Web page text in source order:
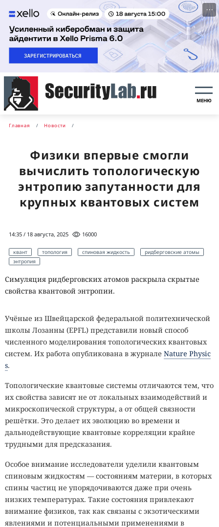
···
МЕНЮ
Главная Новости
Физики впервые смогли
вычислить топологическую
энтропию запутанности для
крупных квантовых систем
14:35 / 18 августа, 2025 16000
квант топология спиновая жидкость
ридберговские атомы
энтропия
Симуляция ридберговских атомов раскрыла скрытые
свойства квантовой энтропии.
Учёные из Швейцарской федеральной политехнической
школы Лозанны (EPFL) представили новый способ
численного моделирования топологических квантовых
систем. Их работа опубликована в журнале Nature Physic
s.
Топологические квантовые системы отличаются тем, что
их свойства зависят не от локальных взаимодействий и
микроскопической структуры, а от общей связности
решётки. Это делает их эволюцию во времени и
дальнодействующие квантовые корреляции крайне
трудными для предсказания.
Особое внимание исследователи уделили квантовым
спиновым жидкостям — состояниям материи, в которых
спины частиц не упорядочиваются даже при очень
низких температурах. Такие состояния привлекают
внимание физиков, так как связаны с экзотическими
явлениями и потенциальными применениями в